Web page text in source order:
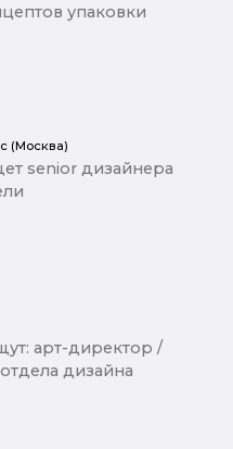
упаковки
(Москва)
senior дизайнера
арт-директор /
дизайна